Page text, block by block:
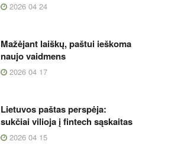
2026 04 24
Mažėjant laiškų, paštui ieškoma
naujo vaidmens
2026 04 17
Lietuvos paštas perspėja:
sukčiai vilioja į fintech sąskaitas
2026 04 15